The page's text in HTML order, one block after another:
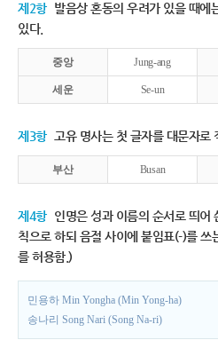
제2항 발음상 혼동의 우려가 있을 때에
있다.
중앙 Jung-ang
세운 Se-un
제3항 고유 명사는 첫 글자를 대문자로
부산 Busan
제4항 인명은 성과 이름의 순서로 띄어
칙으로 하되 음절 사이에 붙임표(-)를 쓰
를 허용함.)
민용하 Min Yongha (Min Yong-ha)
송나리 Song Nari (Song Na-ri)